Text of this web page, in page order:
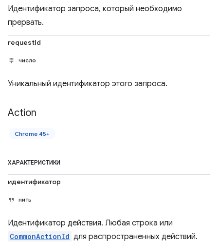
Идентификатор запроса, который необходимо
прервать.
requestId
число
Уникальный идентификатор этого запроса.
Action
Chrome 45+
ХАРАКТЕРИСТИКИ
идентификатор
нить
Идентификатор действия. Любая строка или
CommonActionId для распространенных действий.